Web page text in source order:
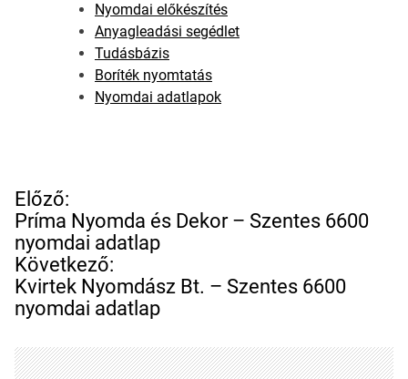
Nyomdai előkészítés
Anyagleadási segédlet
Tudásbázis
Boríték nyomtatás
Nyomdai adatlapok
B
e
j
e
g
y
z
é
Előző:
Príma Nyomda és Dekor – Szentes 6600
nyomdai adatlap
Következő:
Kvirtek Nyomdász Bt. – Szentes 6600
nyomdai adatlap